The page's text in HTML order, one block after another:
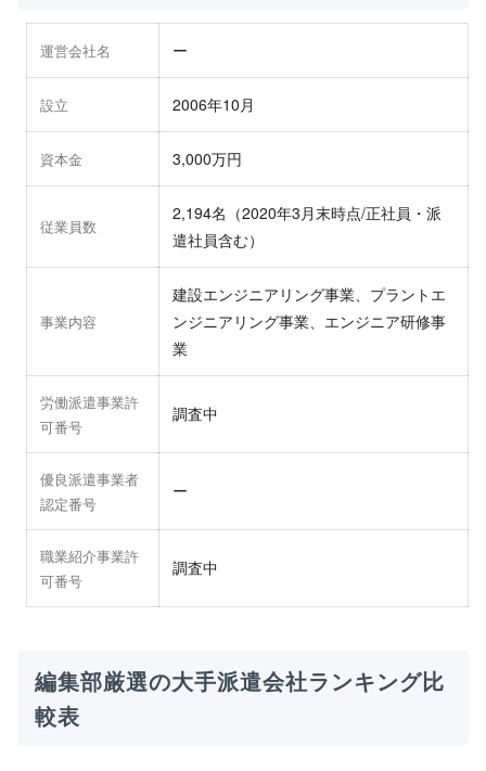
運営会社名 ー
設立 2006年10月
資本金 3,000万円
従業員数
2,194名（2020年3月末時点/正社員・派
遣社員含む）
事業内容
建設エンジニアリング事業、プラントエ
ンジニアリング事業、エンジニア研修事
業
労働派遣事業許
可番号
調査中
優良派遣事業者
認定番号
ー
職業紹介事業許
可番号
調査中
編集部厳選の大手派遣会社ランキング比
較表